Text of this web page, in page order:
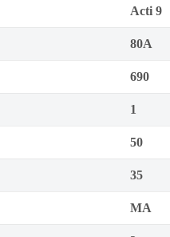
Acti 9
80А
690
1
50
35
MA